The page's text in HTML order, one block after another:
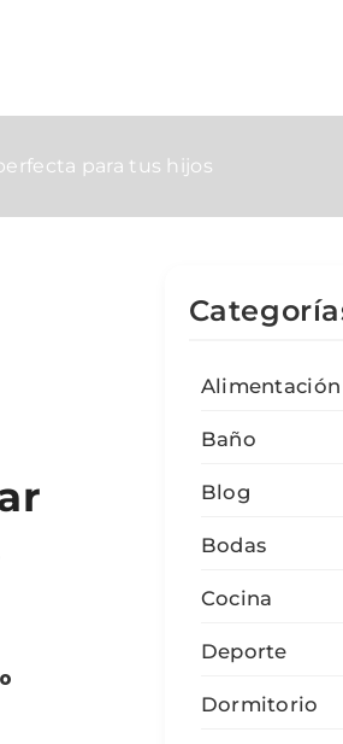
para tus hijos
Alimentación
Baño
Blog
Bodas
Cocina
Deporte
Dormitorio